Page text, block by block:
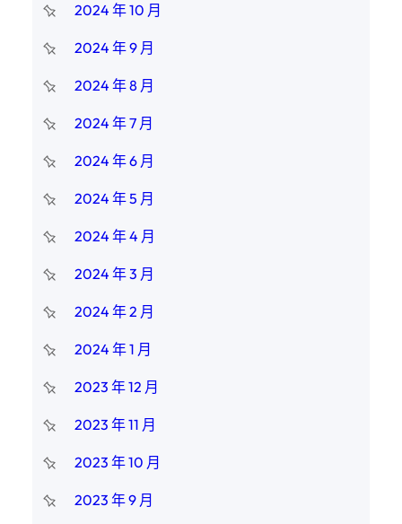
2024 年 10 月
2024 年 9 月
2024 年 8 月
2024 年 7 月
2024 年 6 月
2024 年 5 月
2024 年 4 月
2024 年 3 月
2024 年 2 月
2024 年 1 月
2023 年 12 月
2023 年 11 月
2023 年 10 月
2023 年 9 月